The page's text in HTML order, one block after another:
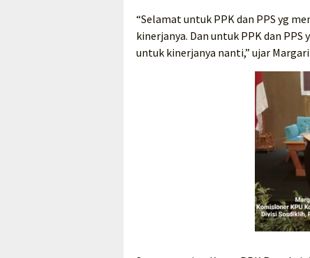
“Selamat untuk PPK dan PPS yg
kinerjanya. Dan untuk PPK dan
untuk kinerjanya nanti,” ujar